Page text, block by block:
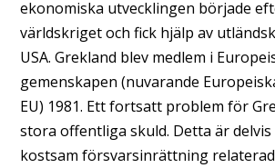
ekonomiska utvecklingen började
världskriget och fick hjälp av
USA. Grekland blev medlem i
gemenskapen (nuvarande
EU) 1981. Ett fortsatt problem för
stora offentliga skuld. Detta är
kostsam försvarsinrättning